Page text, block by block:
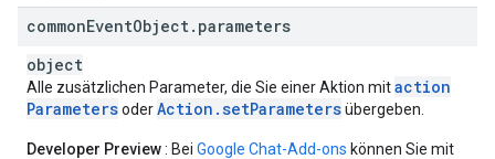
commonEventObject. parameters
object
Alle zusätzlichen Parameter, die Sie einer Aktion mitaction
ParametersoderAction .setParametersübergeben.
Developer Preview: Bei Google Chat-Add-ons können Sie mit